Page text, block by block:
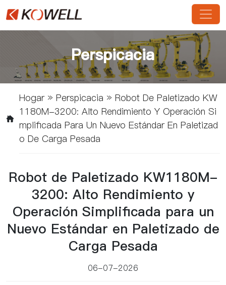
Perspicacia
Hogar» Perspicacia » Robot De Paletizado KW
1180M-3200: Alto Rendimiento Y Operación Si
Mplificada Para Un Nuevo Estándar En Paletizad
O De Carga Pesada
Robot de Paletizado KW1180M-
3200: Alto Rendimiento y
Operación Simplificada para un
Nuevo Estándar en Paletizado de
Carga Pesada
06-07-2026